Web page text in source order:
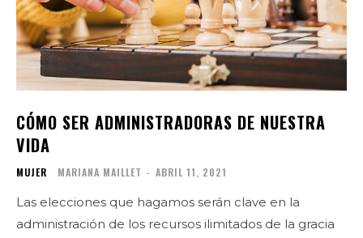
CÓMO SER ADMINISTRADORAS DE NUESTRA
VIDA
MUJER MARIANA MAILLET - ABRIL 11, 2021
Las elecciones que hagamos serán clave en la
administración de los recursos ilimitados de la gracia